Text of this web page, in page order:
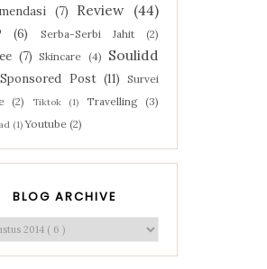
(7) Review (44)
(6) Serba-Serbi Jahit (2)
(7) Skincare (4) Soulidd
Sponsored Post (11) Survei
(2) Tiktok (1) Travelling (3)
(1) Youtube (2)
BLOG ARCHIVE